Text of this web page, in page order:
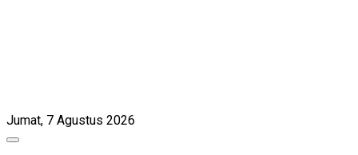
Jumat, 7 Agustus 2026